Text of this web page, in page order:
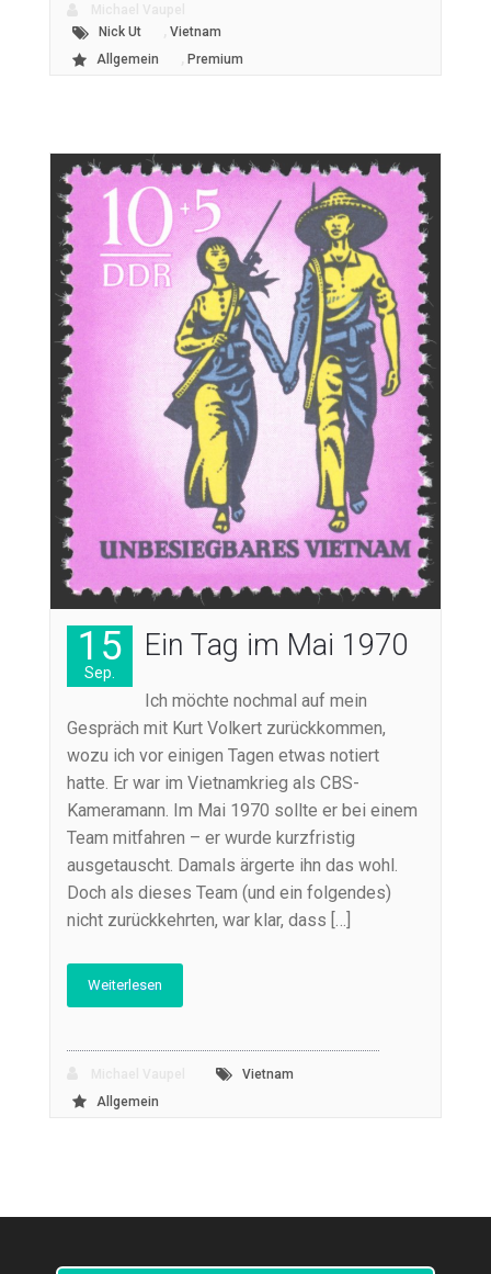
Nick Ut
Vietnam
Allgemein
Premium
15
Sep.
Ein Tag im Mai 1970
Ich möchte nochmal auf mein
Gespräch mit Kurt Volkert zurückkommen,
wozu ich vor einigen Tagen etwas notiert
hatte. Er war im Vietnamkrieg als CBS-
Kameramann. Im Mai 1970 sollte er bei einem
Team mitfahren – er wurde kurzfristig
ausgetauscht. Damals ärgerte ihn das wohl.
Doch als dieses Team (und ein folgendes)
nicht zurückkehrten, war klar, dass […]
Weiterlesen
Vietnam
Allgemein